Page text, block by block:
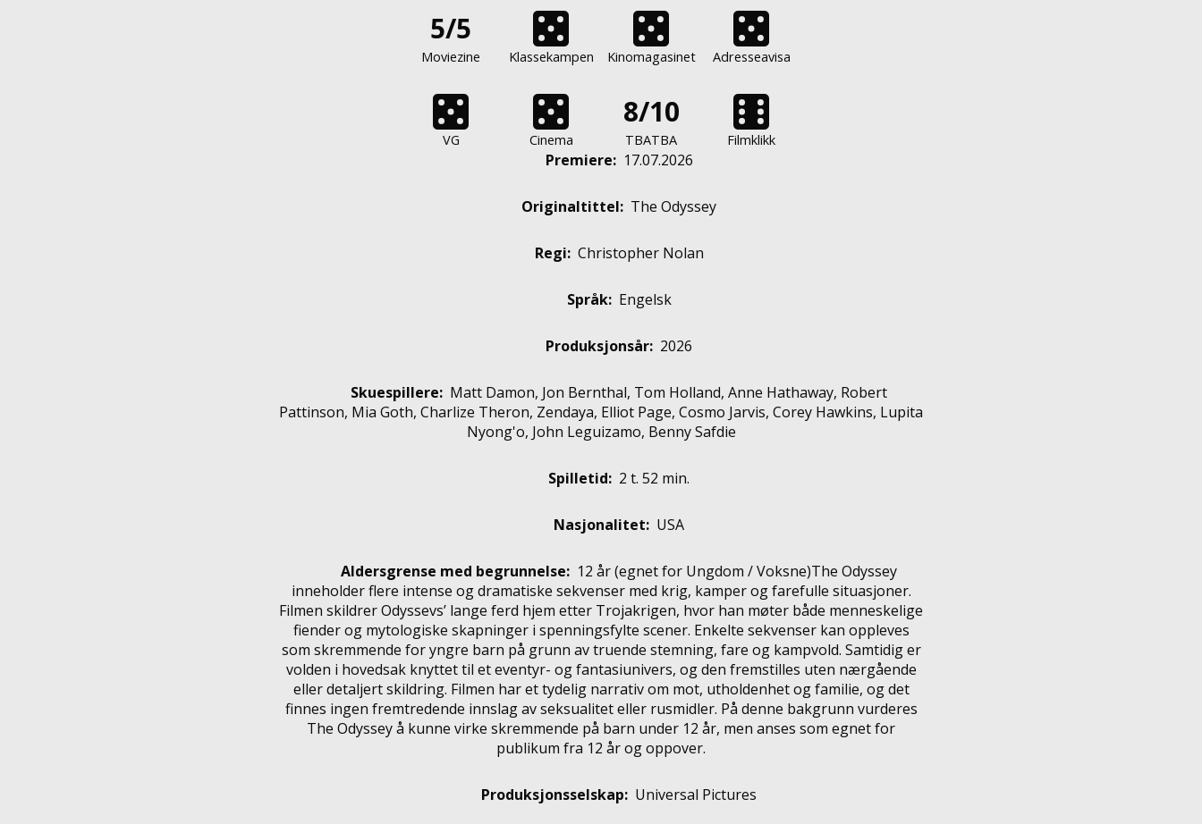
5/5
Moviezine Klassekampen Kinomagasinet Adresseavisa
VG Cinema
8/10
TBATBA Filmklikk
Premiere: 17.07.2026
Originaltittel: The Odyssey
Regi: Christopher Nolan
Språk: Engelsk
Produksjonsår: 2026
Skuespillere: Matt Damon, Jon Bernthal, Tom Holland, Anne Hathaway, Robert
Pattinson, Mia Goth, Charlize Theron, Zendaya, Elliot Page, Cosmo Jarvis, Corey Hawkins, Lupita
Nyong'o, John Leguizamo, Benny Safdie
Spilletid: 2 t. 52 min.
Nasjonalitet: USA
Aldersgrense med begrunnelse: 12 år(egnet for Ungdom / Voksne)The Odyssey
inneholder flere intense og dramatiske sekvenser med krig, kamper og farefulle situasjoner.
Filmen skildrer Odyssevs’ lange ferd hjem etter Trojakrigen, hvor han møter både menneskelige
fiender og mytologiske skapninger i spenningsfylte scener. Enkelte sekvenser kan oppleves
som skremmende for yngre barn på grunn av truende stemning, fare og kampvold. Samtidig er
volden i hovedsak knyttet til et eventyr- og fantasiunivers, og den fremstilles uten nærgående
eller detaljert skildring. Filmen har et tydelig narrativ om mot, utholdenhet og familie, og det
finnes ingen fremtredende innslag av seksualitet eller rusmidler. På denne bakgrunn vurderes
The Odyssey å kunne virke skremmende på barn under 12 år, men anses som egnet for
publikum fra 12 år og oppover.
Produksjonsselskap: Universal Pictures